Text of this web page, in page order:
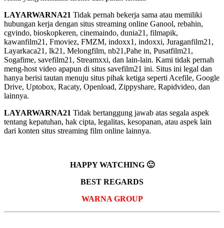
LAYARWARNA21 Tidak pernah bekerja sama atau memiliki
hubungan kerja dengan situs streaming online Ganool, rebahin,
cgvindo, bioskopkeren, cinemaindo, dunia21, filmapik,
kawanfilm21, Fmoviez, FMZM, indoxx1, indoxxi, Juraganfilm21,
Layarkaca21, lk21, Melongfilm, nb21,Pahe in, Pusatfilm21,
Sogafime, savefilm21, Streamxxi, dan lain-lain. Kami tidak pernah
meng-host video apapun di situs savefilm21 ini. Situs ini legal dan
hanya berisi tautan menuju situs pihak ketiga seperti Acefile, Google
Drive, Uptobox, Racaty, Openload, Zippyshare, Rapidvideo, dan
lainnya.
LAYARWARNA21 Tidak bertanggung jawab atas segala aspek
tentang kepatuhan, hak cipta, legalitas, kesopanan, atau aspek lain
dari konten situs streaming film online lainnya.
HAPPY WATCHING 🙂
BEST REGARDS
WARNA GROUP